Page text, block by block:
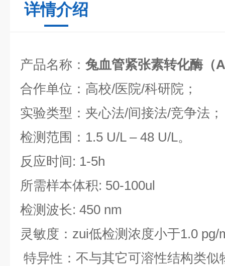
详情介绍
产品名称： 兔血管紧张素转化酶（
合作单位：高校/医院/科研院；
实验类型：夹心法/间接法/竞争法；
检测范围：1.5 U/L – 48 U/L。
反应时间: 1-5h
所需样本体积: 50-100ul
检测波长: 450 nm
灵敏度：zui低检测浓度小于1.0 pg/
特异性：不与其它可溶性结构类似